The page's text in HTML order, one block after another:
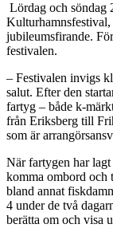
Lördag och söndag
Kulturhamnsfestival,
jubileumsfirande.
festivalen.
– Festivalen invigs
salut. Efter den
fartyg – både k-
från Eriksberg till
som är
När fartygen har
komma ombord och
bland annat
4 under de två
berätta om och visa